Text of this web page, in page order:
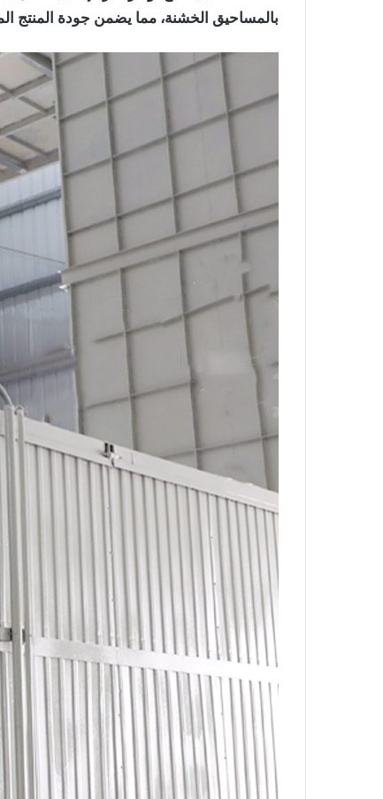
بالمساحيق الخشنة، مما يضمن جودة المنتج